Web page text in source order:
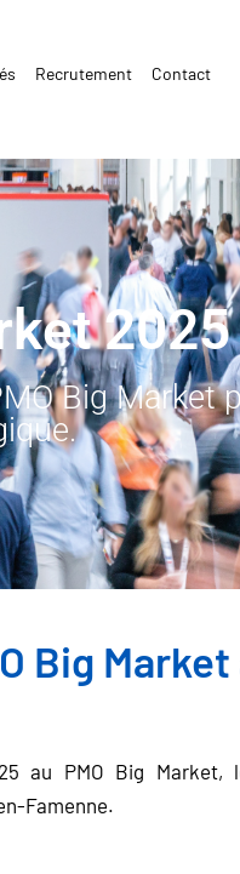
Recrutement Contact
2025
Big Market
Big Market
au PMO Big Market,
Famenne.